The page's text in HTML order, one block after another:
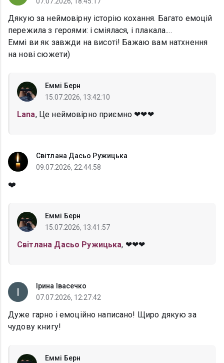
Дякую за неймовірну історію кохання. Багато емоцій
пережила з героями: і сміялася, і плакала....
Еммі ви як завжди на висоті! Бажаю вам натхнення
на нові сюжети)
Еммі Берн
15.07.2026, 13:42:10
Lana, Це неймовірно приємно ❤❤❤
Світлана Дасьо Ружицька
09.07.2026, 22:44:58
❤️
Еммі Берн
15.07.2026, 13:41:57
Світлана Дасьо Ружицька, ❤❤❤
Ірина Івасечко
07.07.2026, 12:27:42
Дуже гарно і емоційно написано! Щиро дякую за
чудову книгу!
Еммі Берн